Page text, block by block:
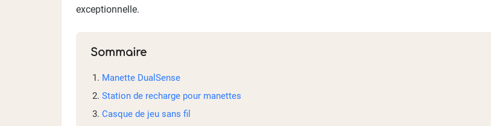
exceptionnelle.
Sommaire
Manette DualSense
Station de recharge pour manettes
Casque de jeu sans fil